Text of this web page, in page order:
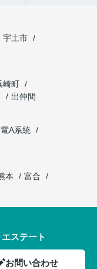
宇土市
崎町
出仲間
A系統
本
富合
ステート
お問い合わせ